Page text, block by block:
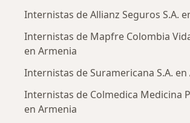
Internistas de Allianz Seguros S.A.
Internistas de Mapfre Colombia
en Armenia
Internistas de Suramericana S.A.
Internistas de Colmedica Medicina
en Armenia